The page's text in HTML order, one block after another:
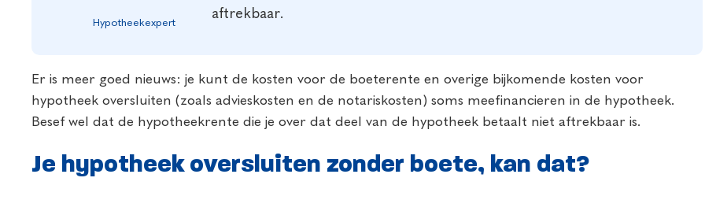
Hypotheekexpert
aftrekbaar.
Er is meer goed nieuws: je kunt de kosten voor de boeterente en overige bijkomende kosten voor
hypotheek oversluiten (zoals advieskosten en de notariskosten) soms meefinancieren in de hypotheek.
Besef wel dat de hypotheekrente die je over dat deel van de hypotheek betaalt niet aftrekbaar is.
Je hypotheek oversluiten zonder boete, kan dat?